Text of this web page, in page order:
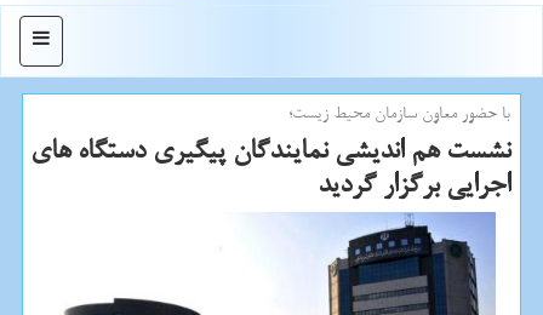
منو
با حضور معاون سازمان محیط زیست؛
نشست هم اندیشی نمایندگان پیگیری دستگاه های
اجرایی برگزار گردید